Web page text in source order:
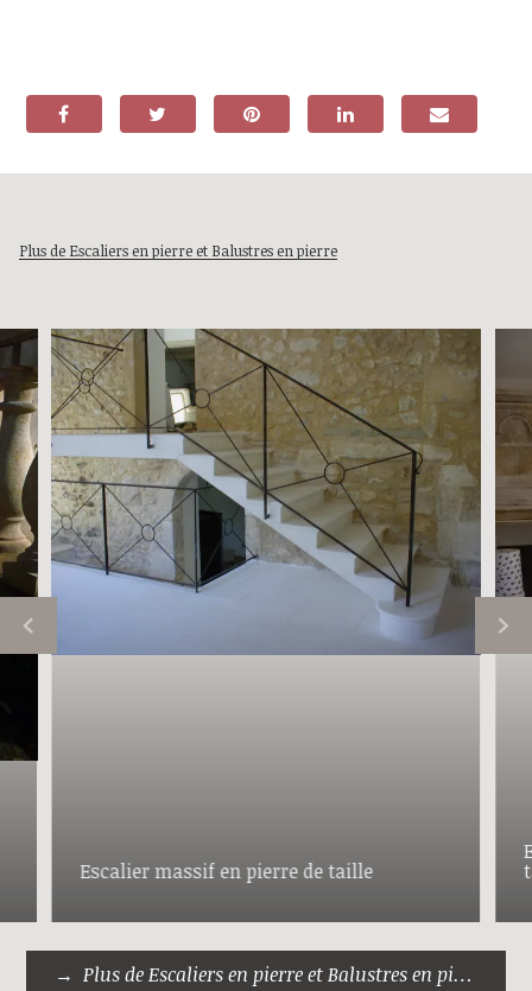
Plus de Escaliers en pierre et Balustres en pierre
Escalier massif en pierre de taille
Plus de Escaliers en pierre et Balustres en pierre